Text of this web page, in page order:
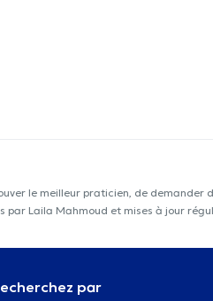
le meilleur praticien, de demander
par Laila Mahmoud et mises à jour
par